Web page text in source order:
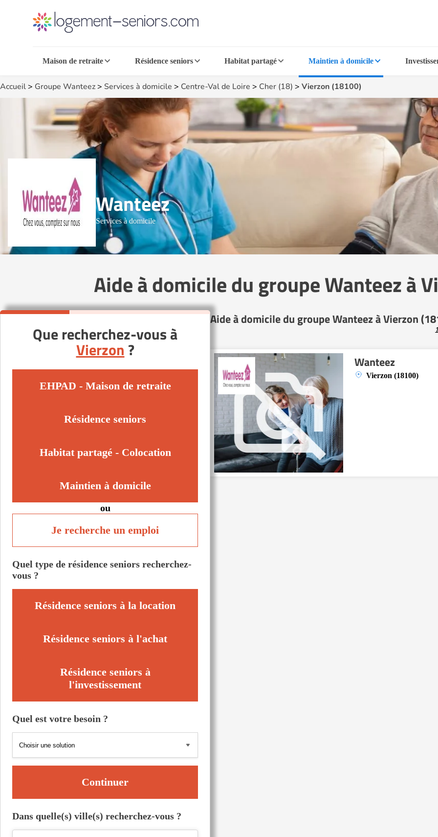
Maison de retraite Résidence seniors Habitat partagé Maintien à domicile
Accueil> Groupe Wanteez> Services à domicile > Centre-Val de Loire > Cher (18) > Vierzon (18100)
Wanteez
Services à domicile
Aide à domicile du groupe Wanteez à
Aide à domicile du groupe Wanteez à Vierzon
Wanteez
Vierzon (18100)
Que recherchez-vous à
Vierzon ?
EHPAD - Maison de retraite
Résidence seniors
Habitat partagé - Colocation
Maintien à domicile
ou
Je recherche un emploi
Quel type de résidence seniors recherchez-
vous ?
Résidence seniors à la location
Résidence seniors à l'achat
Résidence seniors à
l'investissement
Quel est votre besoin ?
Continuer
Dans quelle(s) ville(s) recherchez-vous ?